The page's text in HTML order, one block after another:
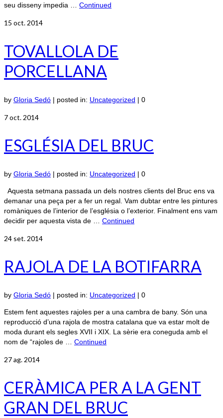
seu disseny impedia … Continued
15 oct. 2014
TOVALLOLA DE
PORCELLANA
by Gloria Sedó | posted in: Uncategorized | 0
7oct. 2014
ESGLÉSIA DEL BRUC
by Gloria Sedó | posted in: Uncategorized | 0
Aquesta setmana passada un dels nostres clients del Bruc ens va
demanar una peça per a fer un regal. Vam dubtar entre les pintures
romàniques de l’interior de l’església o l’exterior. Finalment ens vam
decidir per aquesta vista de … Continued
24 set. 2014
RAJOLA DE LA BOTIFARRA
by Gloria Sedó | posted in: Uncategorized | 0
Estem fent aquestes rajoles per a una cambra de bany. Són una
reproducció d’una rajola de mostra catalana que va estar molt de
moda durant els segles XVII i XIX. La sèrie era coneguda amb el
nom de “rajoles de … Continued
27ag. 2014
CERÀMICA PER A LA GENT
GRAN DEL BRUC